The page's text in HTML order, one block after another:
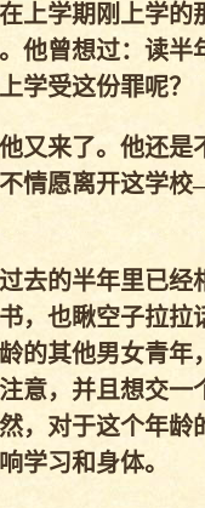
上学期刚上学
他曾想过：读
学受这份罪呢？
又来了。他还
情愿离开这学
去的半年里已
，也瞅空子拉
的其他男女青年
意，并且想交
，对于这个年
学习和身体。